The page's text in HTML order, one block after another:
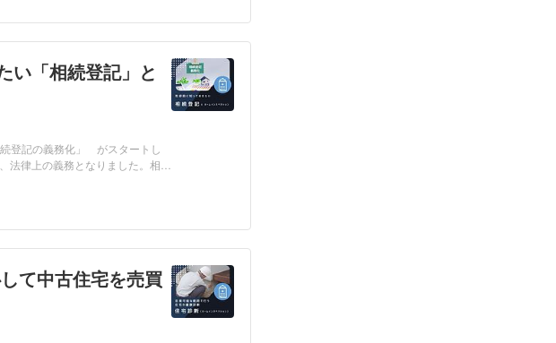
い「相続登記」と
登記の義務化」 がスタートし
律上の義務となりました。相
て中古住宅を売買